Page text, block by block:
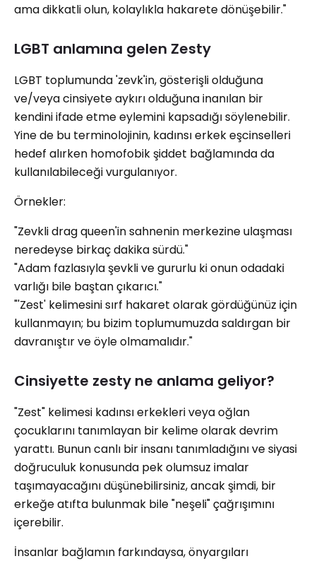
ama dikkatli olun, kolaylıkla hakarete dönüşebilir."
LGBT anlamına gelen Zesty
LGBT toplumunda 'zevk'in, gösterişli olduğuna
ve/veya cinsiyete aykırı olduğuna inanılan bir
kendini ifade etme eylemini kapsadığı söylenebilir.
Yine de bu terminolojinin, kadınsı erkek eşcinselleri
hedef alırken homofobik şiddet bağlamında da
kullanılabileceği vurgulanıyor.
Örnekler:
"Zevkli drag queen'in sahnenin merkezine ulaşması
neredeyse birkaç dakika sürdü."
"Adam fazlasıyla şevkli ve gururlu ki onun odadaki
varlığı bile baştan çıkarıcı."
"'Zest' kelimesini sırf hakaret olarak gördüğünüz için
kullanmayın; bu bizim toplumumuzda saldırgan bir
davranıştır ve öyle olmamalıdır."
Cinsiyette zesty ne anlama geliyor?
"Zest" kelimesi kadınsı erkekleri veya oğlan
çocuklarını tanımlayan bir kelime olarak devrim
yarattı. Bunun canlı bir insanı tanımladığını ve siyasi
doğruculuk konusunda pek olumsuz imalar
taşımayacağını düşünebilirsiniz, ancak şimdi, bir
erkeğe atıfta bulunmak bile "neşeli" çağrışımını
içerebilir.
İnsanlar bağlamın farkındaysa, önyargıları